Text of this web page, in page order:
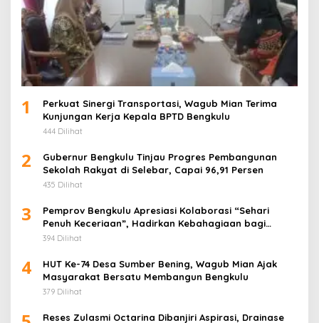
1
Perkuat Sinergi Transportasi, Wagub Mian Terima
Kunjungan Kerja Kepala BPTD Bengkulu
444 Dilihat
2
Gubernur Bengkulu Tinjau Progres Pembangunan
Sekolah Rakyat di Selebar, Capai 96,91 Persen
435 Dilihat
3
Pemprov Bengkulu Apresiasi Kolaborasi “Sehari
Penuh Keceriaan”, Hadirkan Kebahagiaan bagi
Puluhan Anak Panti Asuhan
394 Dilihat
4
HUT Ke-74 Desa Sumber Bening, Wagub Mian Ajak
Masyarakat Bersatu Membangun Bengkulu
379 Dilihat
Reses Zulasmi Octarina Dibanjiri Aspirasi, Drainase